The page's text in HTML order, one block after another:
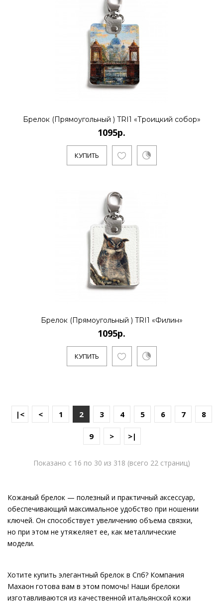
Брелок (Прямоугольный ) TRI1 «Троицкий собор»
1095р.
КУПИТЬ
Брелок (Прямоугольный ) TRI1 «Филин»
1095р.
КУПИТЬ
|< < 1 2 3 4 5 6 7 8
9 > >|
Показано с 16 по 30 из 318 (всего 22 страниц)
Кожаный брелок — полезный и практичный аксессуар,
обеспечивающий максимальное удобство при ношении
ключей. Он способствует увеличению объема связки,
но при этом не утяжеляет ее, как металлические
модели.
Хотите купить элегантный брелок в Спб? Компания
Махаон готова вам в этом помочь! Наши брелоки
изготавливаются из качественной итальянской кожи